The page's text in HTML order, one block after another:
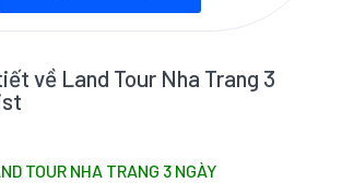
về Land Tour Nha Trang 3
TOUR NHA TRANG 3 NGÀY